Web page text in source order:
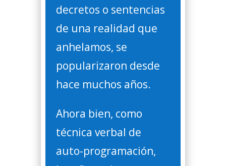
decretos o sentencias
de una realidad que
anhelamos, se
popularizaron desde
hace muchos años.
Ahora bien, como
técnica verbal de
auto-programación,